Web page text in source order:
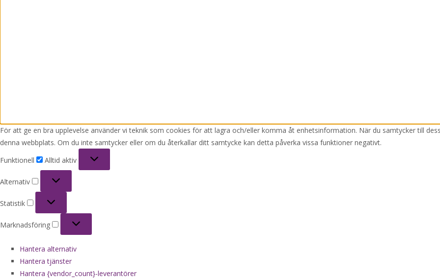
För att ge en bra upplevelse använder vi teknik som cookies för att lagra och/eller komma åt enhetsinformation. När du samtycker till
denna webbplats. Om du inte samtycker eller om du återkallar ditt samtycke kan detta påverka vissa funktioner negativt.
Funktionell
Alltid aktiv
Alternativ
Statistik
Marknadsföring
Hantera alternativ
Hantera tjänster
Hantera {vendor_count}-leverantörer